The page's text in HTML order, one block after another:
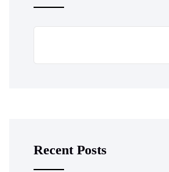
Recent Posts